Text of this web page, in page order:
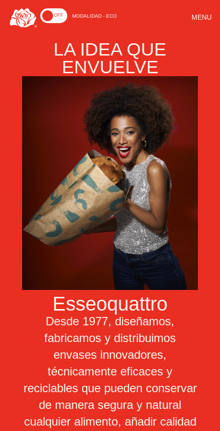
ON OFF MODALIDAD - ECO
LA IDEA QUE
ENVUELVE
Esseoquattro
Desde 1977, diseñamos,
fabricamos y distribuimos
envases innovadores,
técnicamente eficaces y
reciclables que pueden conservar
de manera segura y natural
cualquier alimento, añadir calidad